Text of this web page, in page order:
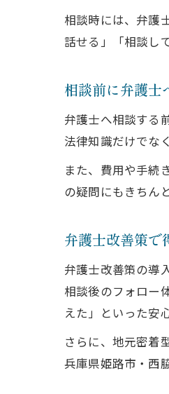
相談時には、弁護
話せる」「相談し
相談前に弁護士
弁護士へ相談する
法律知識だけでな
また、費用や手続
の疑問にもきちん
弁護士改善策で
弁護士改善策の導
相談後のフォロー
えた」といった安
さらに、地元密着
兵庫県姫路市・西